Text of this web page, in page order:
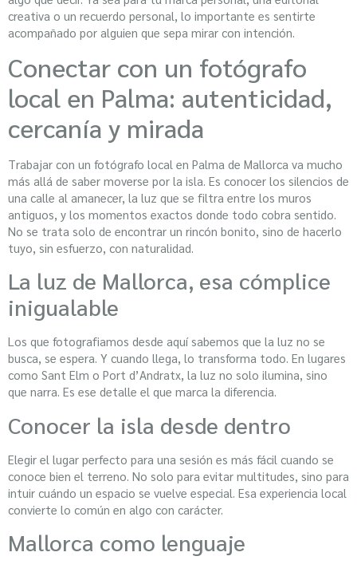
creativa o un recuerdo personal, lo importante es sentirte
acompañado por alguien que sepa mirar con intención.
Conectar con un fotógrafo
local en Palma: autenticidad,
cercanía y mirada
Trabajar con un fotógrafo local en Palma de Mallorca va mucho
más allá de saber moverse por la isla. Es conocer los silencios de
una calle al amanecer, la luz que se filtra entre los muros
antiguos, y los momentos exactos donde todo cobra sentido.
No se trata solo de encontrar un rincón bonito, sino de hacerlo
tuyo, sin esfuerzo, con naturalidad.
La luz de Mallorca, esa cómplice
inigualable
Los que fotografiamos desde aquí sabemos que la luz no se
busca, se espera. Y cuando llega, lo transforma todo. En lugares
como Sant Elm o Port d’Andratx, la luz no solo ilumina, sino
que narra. Es ese detalle el que marca la diferencia.
Conocer la isla desde dentro
Elegir el lugar perfecto para una sesión es más fácil cuando se
conoce bien el terreno. No solo para evitar multitudes, sino para
intuir cuándo un espacio se vuelve especial. Esa experiencia local
convierte lo común en algo con carácter.
Mallorca como lenguaje